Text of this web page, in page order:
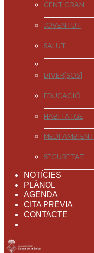
GENT GRAN
JOVENTUT
SALUT
DIVER[SOS]
EDUCACIÓ
HABITATGE
MEDI AMBIENT
SEGURETAT
NOTÍCIES
PLÀNOL
AGENDA
CITA PRÈVIA
CONTACTE